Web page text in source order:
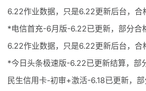
6.22作业数据，只是6.22更新后台，合
*电信首充-6月版-6.22已更新，部分合
6.22作业数据，只是6.22更新后台，合
*今日头条极速版-6.22已更新结算，部
民生信用卡-初审+激活-6.18已更新，